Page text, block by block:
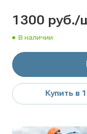
1300 руб./
В наличии
Купить в